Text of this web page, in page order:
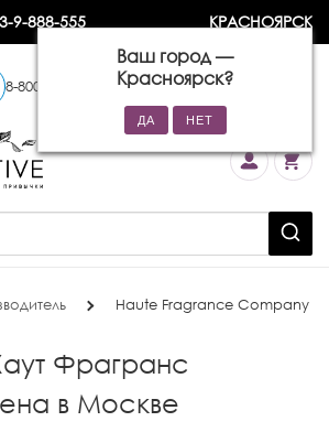
9-888-555 КРАСНОЯРСК
Ваш город —
Красноярск?
8-800-770-72-34 (бесплатно)
Haute Fragrance Company
Фрагранс
в Москве